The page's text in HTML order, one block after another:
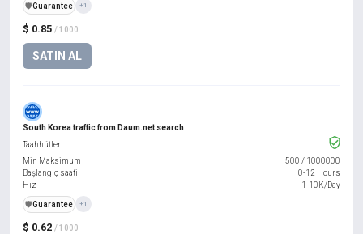
$ 0.85 / 1000
SATIN AL
️🛡️Guarantee +1
South Korea traffic from Daum.net search
$ 0.62 / 1000
Taahhütler
Min Maksimum
500 / 1000000
Başlangıç saati
0-12 Hours
Hız
1-10K/Day
️🛡️Guarantee +1